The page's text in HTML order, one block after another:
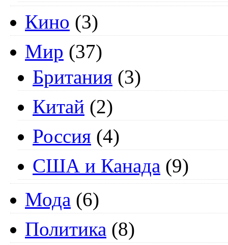
Кино (3)
Мир (37)
Британия (3)
Китай (2)
Россия (4)
США и Канада (9)
Мода (6)
Политика (8)